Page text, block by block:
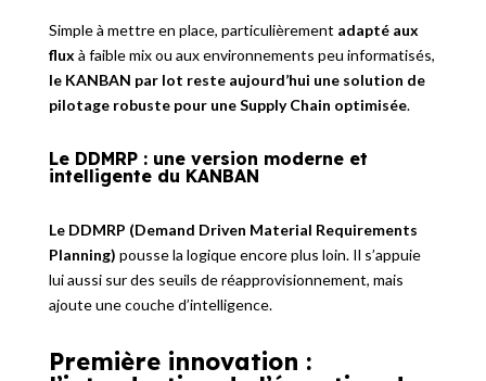
Simple à mettre en place, particulièrement adapté aux
flux à faible mix ou aux environnements peu informatisés,
le KANBAN par lot reste aujourd’hui une solution de
pilotage robuste pour une Supply Chain optimisée.
Le DDMRP : une version moderne et
intelligente du KANBAN
Le DDMRP (Demand Driven Material Requirements
Planning) pousse la logique encore plus loin. Il s’appuie
lui aussi sur des seuils de réapprovisionnement, mais
ajoute une couche d’intelligence.
Première innovation :